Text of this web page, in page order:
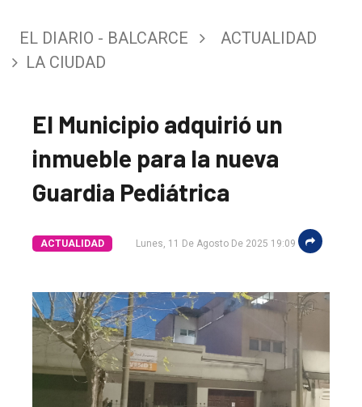
El
DIARIO
Balcarce
EL DIARIO - BALCARCE
ACTUALIDAD
LA CIUDAD
El Municipio adquirió un
inmueble para la nueva
Guardia Pediátrica
ACTUALIDAD Lunes, 11 De Agosto De 2025 19:09